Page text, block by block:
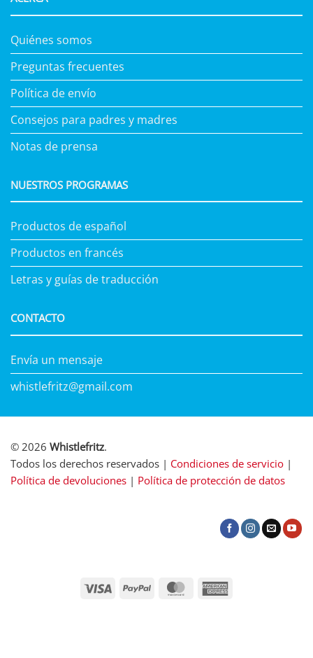
Quiénes somos
Preguntas frecuentes
Política de envío
Consejos para padres y madres
Notas de prensa
NUESTROS PROGRAMAS
Productos de español
Productos en francés
Letras y guías de traducción
CONTACTO
Envía un mensaje
whistlefritz@gmail.com
© 2026 Whistlefritz.
Todos los derechos reservados | Condiciones de servicio |
Política de devoluciones | Política de protección de datos
Visa PayPal MasterCard